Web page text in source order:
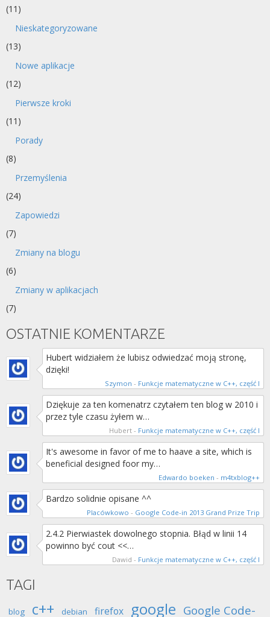
(11)
Nieskategoryzowane
(13)
Nowe aplikacje
(12)
Pierwsze kroki
(11)
Porady
(8)
Przemyślenia
(24)
Zapowiedzi
(7)
Zmiany na blogu
(6)
Zmiany w aplikacjach
(7)
OSTATNIE KOMENTARZE
Hubert widziałem że lubisz odwiedzać moją stronę,
dzięki!
Szymon - Funkcje matematyczne w C++, część I
Dziękuje za ten komenatrz czytałem ten blog w 2010 i
przez tyle czasu żyłem w…
Hubert - Funkcje matematyczne w C++, część I
It's awesome in favor of me to haave a site, which is
beneficial designed foor my…
Edwardo boeken - m4txblog++
Bardzo solidnie opisane ^^
Placówkowo - Google Code-in 2013 Grand Prize Trip
2.4.2 Pierwiastek dowolnego stopnia. Błąd w linii 14
powinno być cout <<…
Dawid - Funkcje matematyczne w C++, część I
TAGI
blog c++ debian firefox google Google Code-